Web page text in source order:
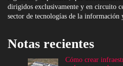
dirigidos exclusivamente y en circuito
sector de tecnologías de la información
Notas recientes
Cómo crear